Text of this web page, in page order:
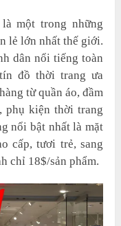
một trong những
lẻ lớn nhất thế giới.
dân nổi tiếng toàn
đồ thời trang ưa
từ quần áo, đầm
phụ kiện thời trang
nổi bật nhất là mặt
cấp, tươi trẻ, sang
chỉ 18$/sản phẩm.